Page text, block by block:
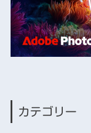
カテゴリー